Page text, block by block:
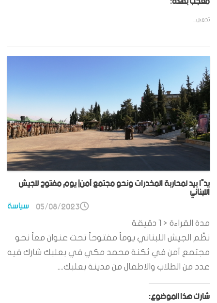
تحميل...
يدًا بيد لمحاربة المخدرات ونحو مجتمع آمن| يوم مفتوح للجيش
اللبناني
سياسة 05/08/2023
مدة القراءة < 1
دقيقة
نظّم الجيش اللبناني يوماً مفتوحاً تحت عنوان معاً نحو
مجتمع آمن في ثكنة محمد مكي في بعلبك شارك فيه
عدد من الطلاب والاطفال من مدينة بعلبك....
شارك هذا الموضوع: